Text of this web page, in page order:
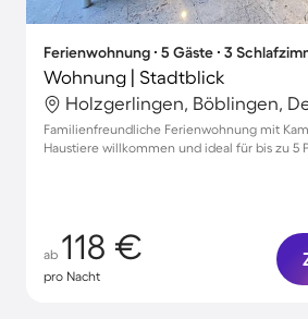
Ferienwohnung ∙ 5 Gäste ∙ 3
Wohnung | Stadtblick
Holzgerlingen, Böblingen,
Familienfreundliche Ferienwohnung mit
Haustiere willkommen und ideal für bis zu 5
ab 118 €
pro Nacht